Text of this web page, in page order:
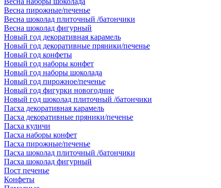
Весна пирожные/печенье
Весна шоколад плиточный /батончики
Весна шоколад фигурный
Новый год декоративная карамель
Новый год декоративные пряники/печенье
Новый год конфеты
Новый год наборы конфет
Новый год наборы шоколада
Новый год пирожное/печенье
Новый год фигурки новогодние
Новый год шоколад плиточный /батончики
Пасха декоративная карамель
Пасха декоративные пряники/печенье
Пасха куличи
Пасха наборы конфет
Пасха пирожные/печенье
Пасха шоколад плиточный /батончики
Пасха шоколад фигурный
Пост печенье
Конфеты